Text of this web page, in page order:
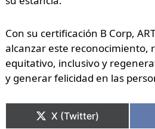
Con su certificación B Corp,
alcanzar este reconocimiento,
equitativo, inclusivo y
y generar felicidad en las
X (Twitter)